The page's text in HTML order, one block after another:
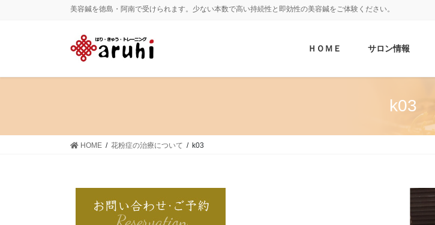
に
ョ
動
美容鍼を徳島・阿南で受けられます。少ない本数で高い持続性と即効性の美容鍼をご体験ください。
ＨＯＭＥ サロン情報
k03
HOME 花粉症の治療について k03